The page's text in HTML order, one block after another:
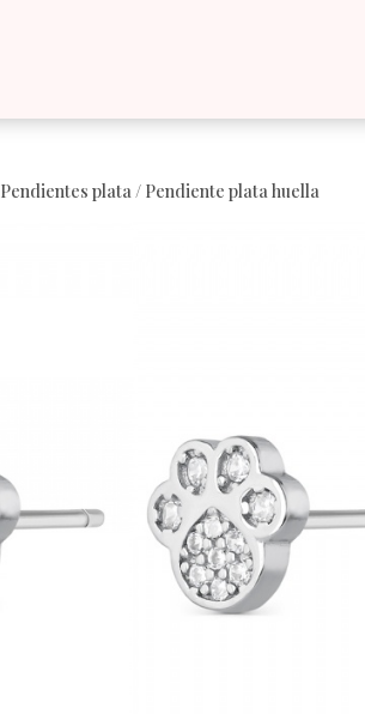
Pendientes plata/ Pendiente plata huella